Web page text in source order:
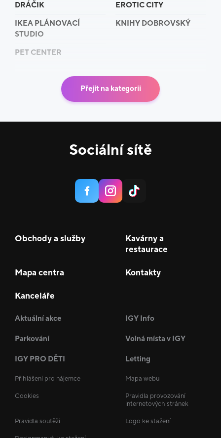
DRÁČIK
EROTIC CITY
IKEA PLÁNOVACÍ
STUDIO
KNIHY DOBROVSKÝ
PET CENTER
Přejít na kategorii
Sociální sítě
Obchody a služby
Kavárny a
restaurace
Mapa centra Kontakty
Kanceláře
Aktuální akce IGY Info
Parkování Volná místa v IGY
IGY PRO DĚTI Letting
Přihlášení pro nájemce Mapa webu
Cookies
Pravidla provozování
internetových stránek
Pravidla soutěží Logo ke stažení